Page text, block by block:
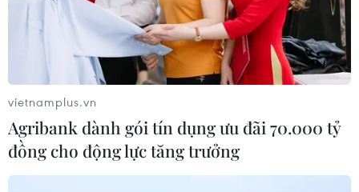
#sự cố đào ngầm metro
#vết nứt đường
#di tản người dân
#ngõ 7 đường Giang Văn Minh
vietnamplus.vn
Agribank dành gói tín dụng ưu đãi 70.000 tỷ
đồng cho động lực tăng trưởng